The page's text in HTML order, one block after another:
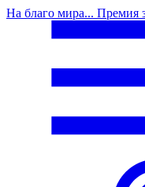
На благо мира... Премия